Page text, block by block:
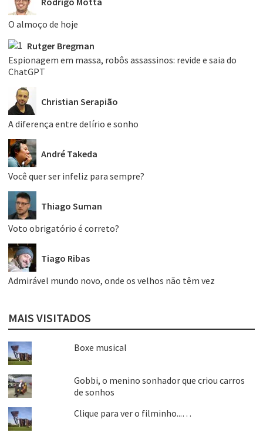
O almoço de hoje
Rutger Bregman
Espionagem em massa, robôs assassinos: revide e saia do
ChatGPT
Christian Serapião
A diferença entre delírio e sonho
André Takeda
Você quer ser infeliz para sempre?
Thiago Suman
Voto obrigatório é correto?
Tiago Ribas
Admirável mundo novo, onde os velhos não têm vez
MAIS VISITADOS
Boxe musical
Gobbi, o menino sonhador que criou carros
de sonhos
Clique para ver o filminho...…